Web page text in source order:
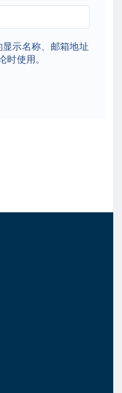
示名称、邮箱地址
时使用。